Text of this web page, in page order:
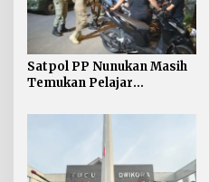
Satpol PP Nunukan Masih
Temukan Pelajar